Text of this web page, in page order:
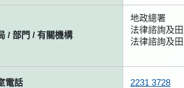
/ 部門 / 有關機構
地政總署
法律諮詢及
法律諮詢及
電話 2231 3728